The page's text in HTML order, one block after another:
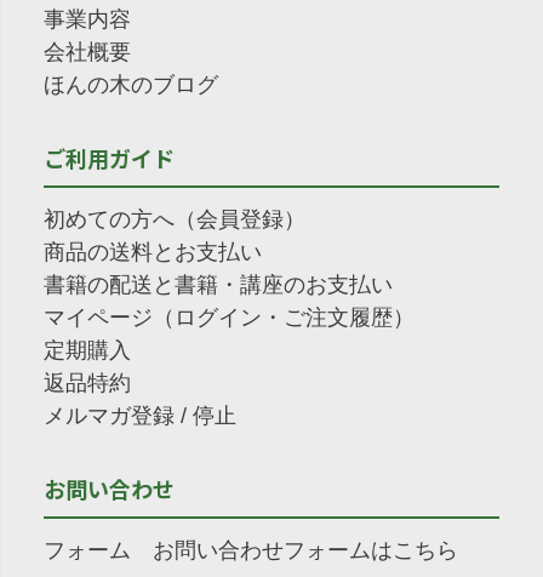
事業内容
会社概要
ほんの木のブログ
ご利用ガイド
初めての方へ（会員登録）
商品の送料とお支払い
書籍の配送と書籍・講座のお支払い
マイページ（ログイン・ご注文履歴）
定期購入
返品特約
メルマガ登録 / 停止
お問い合わせ
フォーム
お問い合わせフォームはこちら